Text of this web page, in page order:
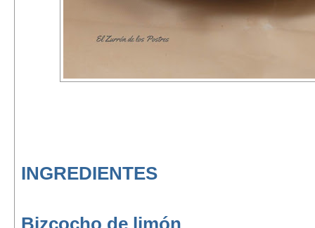
INGREDIENTES
Bizcocho de limón